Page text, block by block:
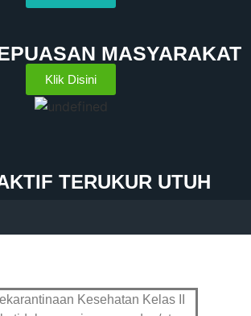
MASYARAKAT
Klik Disini
TERUKUR UTUH
Kesehatan Kelas II